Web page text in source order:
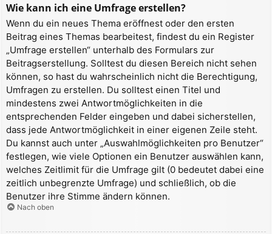
Wie kann ich eine Umfrage erstellen?
Wenn du ein neues Thema eröffnest oder den ersten
Beitrag eines Themas bearbeitest, findest du ein Register
„Umfrage erstellen“ unterhalb des Formulars zur
Beitragserstellung. Solltest du diesen Bereich nicht sehen
können, so hast du wahrscheinlich nicht die Berechtigung,
Umfragen zu erstellen. Du solltest einen Titel und
mindestens zwei Antwortmöglichkeiten in die
entsprechenden Felder eingeben und dabei sicherstellen,
dass jede Antwortmöglichkeit in einer eigenen Zeile steht.
Du kannst auch unter „Auswahlmöglichkeiten pro Benutzer“
festlegen, wie viele Optionen ein Benutzer auswählen kann,
welches Zeitlimit für die Umfrage gilt (0 bedeutet dabei eine
zeitlich unbegrenzte Umfrage) und schließlich, ob die
Benutzer ihre Stimme ändern können.
Nach oben